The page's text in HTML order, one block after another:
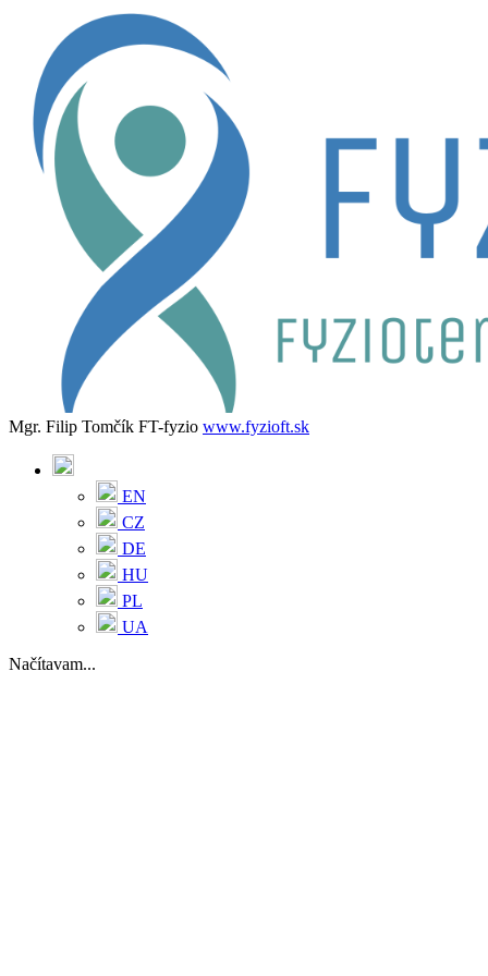
Mgr. Filip Tomčík FT-fyzio www.fyzioft.sk
EN
CZ
DE
HU
PL
UA
Načítavam...